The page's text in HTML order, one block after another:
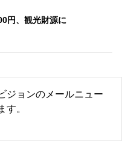
円、観光財源に
ジョンのメールニュー
す。